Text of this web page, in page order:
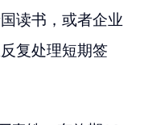
读书，或者企业
复处理短期签